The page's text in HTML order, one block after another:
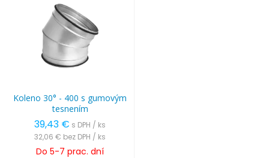
Koleno 30° - 400 s gumovým
tesnením
39,43 € s DPH / ks
32,06 € bez DPH / ks
Do 5-7 prac. dní